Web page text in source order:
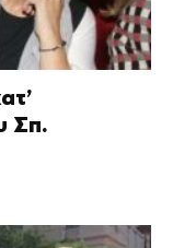
Σπ.